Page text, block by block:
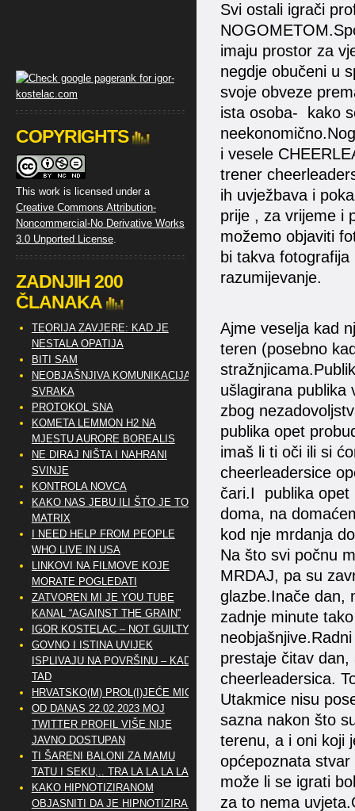
Svi ostali igrači
imaju prostor za
negdje obučeni u
svoje obveze
ista osoba- kako
i vesele
trener
ih uvježbava i
prije , za vrijeme i
možemo objaviti
bi takva
razumijevanje.
Ajme veselja kad
teren (posebno
ušlagirana publika
zbog
publika opet
imaš li ti oči ili si
cheerleadersice
čari.I publika opet
doma, na
kod nje mrdanja
Na što svi počnu
MRDAJ, pa su
glazbe.Inače dan,
zadnje minute
prestaje čitav
cheerleadersica.
Utakmice nisu
sazna nakon što
terenu, a i oni koji
općepoznata
može li se igrati
za to nema
COPYRIGHTS
This work is licensed under a
Creative Commons Attribution-
Noncommercial-No Derivative Works
3.0 Unported License.
ZADNJIH 200
ČLANAKA
TEORIJA ZAVJERE: KAD JE
NESTALA OPATIJA
BITI SAM
NEOBJAŠNJIVA KOMUNIKACIJA
SVRAKA
PROTOKOL SNA
KOMETA LEMMON H2 NA
MJESTU AURORE BOREALIS
NE DIRAJ NIŠTA I NAHRANI
SVINJE
KONTROLA NOVCA
KAKO NAS JEBU ILI ŠTO JE TO
MATRIX
I NEED HELP FROM PEOPLE
WHO LIVE IN USA
LINKOVI NA FILMOVE KOJE
MORATE POGLEDATI
ZATVOREN MI JE YOU TUBE
KANAL “AGAINST THE GRAIN”
IGOR KOSTELAC – NOT GUILTY
GOVNO I ISTINA UVIJEK
ISPLIVAJU NA POVRŠINU – KAD
TAD
HRVATSKO(M) PROL(I)JEĆE MIG
OD DANAS 22.02.2023 MOJ
TWITTER PROFIL VIŠE NIJE
JAVNO DOSTUPAN
TI ŠARENI BALONI ZA MAMU
TATU I SEKU,.. TRA LA LA LA LA
KAKO HIPNOTIZIRANOM
OBJASNITI DA JE HIPNOTIZIRAN